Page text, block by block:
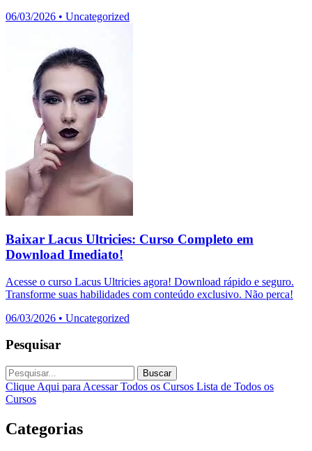
06/03/2026 • Uncategorized
Baixar Lacus Ultricies: Curso Completo em
Download Imediato!
Acesse o curso Lacus Ultricies agora! Download rápido e seguro.
Transforme suas habilidades com conteúdo exclusivo. Não perca!
06/03/2026 • Uncategorized
Pesquisar
Buscar
Clique Aqui para Acessar Todos os Cursos Lista de Todos os
Cursos
Categorias